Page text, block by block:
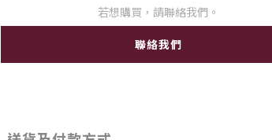
若想購買，請聯絡我們。
聯絡我們